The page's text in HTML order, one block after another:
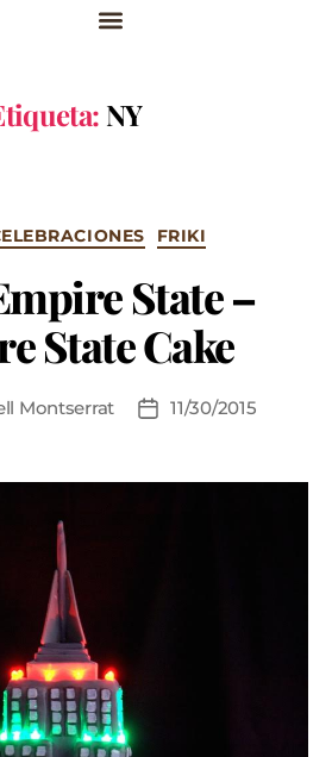
NY
FRIKI
State –
State Cake
Montserrat 11/30/2015